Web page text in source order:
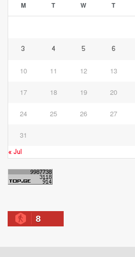
M T W T
3 4 5 6
10 11 12 13
17 18 19 20
24 25 26 27
31
« Jul
8